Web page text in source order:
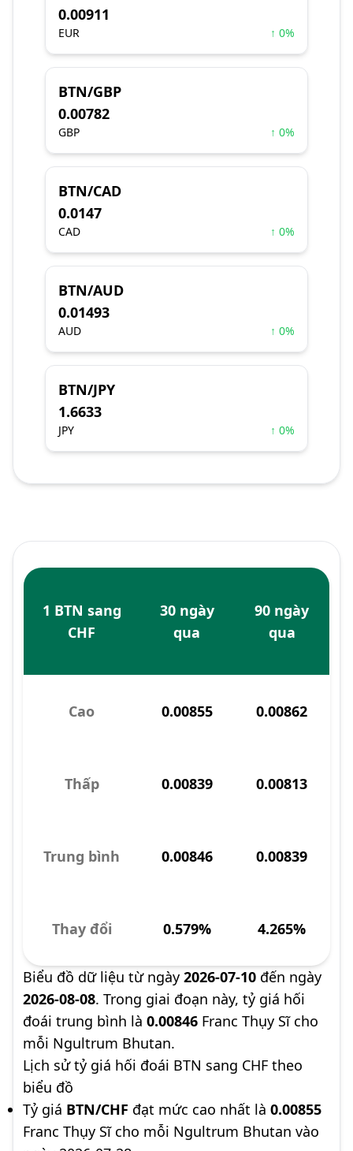
0.00911
EUR ↑ 0%
BTN/GBP
0.00782
GBP ↑ 0%
BTN/CAD
0.0147
CAD ↑ 0%
BTN/AUD
0.01493
AUD ↑ 0%
BTN/JPY
1.6633
JPY ↑ 0%
1 BTN sang
CHF
30 ngày
qua
90 ngày
qua
Cao 0.00855 0.00862
Thấp 0.00839 0.00813
Trung bình 0.00846 0.00839
Thay đổi 0.579% 4.265%
Biểu đồ dữ liệu từ ngày 2026-07-10 đến ngày
2026-08-08. Trong giai đoạn này, tỷ giá hối
đoái trung bình là 0.00846 Franc Thụy Sĩ cho
mỗi Ngultrum Bhutan.
Lịch sử tỷ giá hối đoái BTN sang CHF theo
biểu đồ
Tỷ giá BTN/CHF đạt mức cao nhất là 0.00855
Franc Thụy Sĩ cho mỗi Ngultrum Bhutan vào